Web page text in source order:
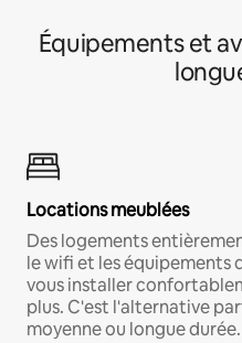
Équipements et
Locations meublées
Des logements
le wifi et les équipements
vous installer
plus. C'est l'alternative
moyenne ou longue durée.